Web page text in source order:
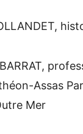
Assas
Mer